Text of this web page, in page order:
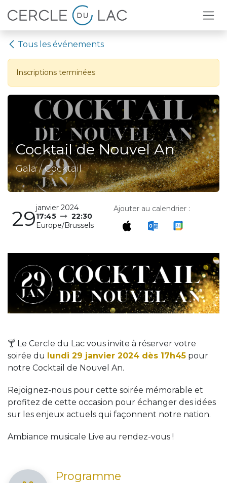
Se rendre au contenu
Tous les événements
Inscriptions terminées
Cocktail de Nouvel An
Gala / Cocktail
29janvier 2024
17:45
22:30
Europe/Brussels
Ajouter au calendrier :
🍸 Le Cercle du Lac vous invite à réserver votre
soirée du lundi 29 janvier 2024 dès 17h45 pour
notre Cocktail de Nouvel An.
Rejoignez-nous pour cette soirée mémorable et
profitez de cette occasion pour échanger des idées
sur les enjeux actuels qui façonnent notre nation.
Ambiance musicale Live au rendez-vous !
Programme